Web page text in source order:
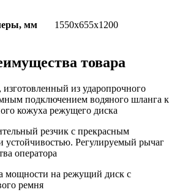
мм 1550x655x1200
товара
из ударопрочного
подключением водяного шланга к
кожуха режущего диска
резчик с прекрасным
устойчивостью. Регулируемый рычаг
оператора
мощности на режущий диск с
ремня